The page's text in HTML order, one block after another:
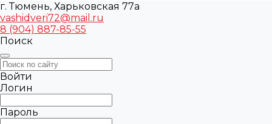
г. Тюмень, Харьковская 77а
vashidveri72@mail.ru
8 (904) 887-85-55
Поиск
Войти
Логин
Пароль